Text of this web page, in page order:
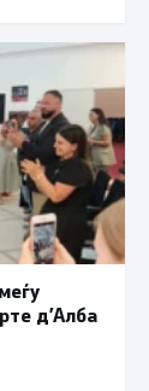
д’Алба